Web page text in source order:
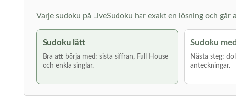
Varje sudoku på LiveSudoku har exakt en lösning och går
Sudoku lätt
Bra att börja med: sista siffran, Full House
och enkla singlar.
Sudoku
Nästa steg:
anteckningar.